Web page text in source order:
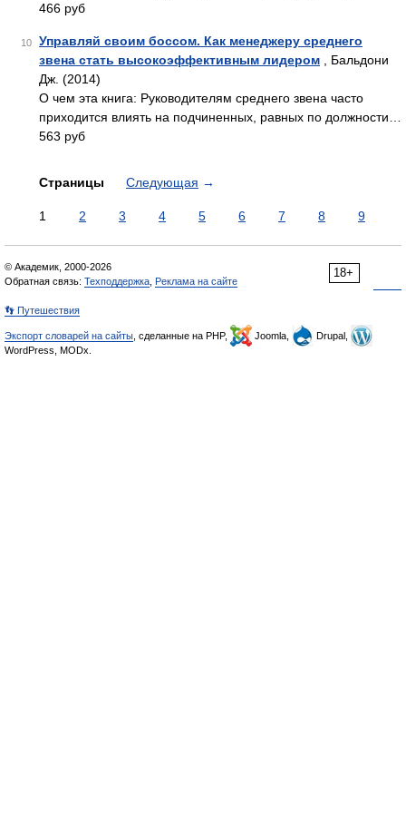
466 руб
10
Управляй своим боссом. Как менеджеру среднего
звена стать высокоэффективным лидером , Бальдони
Дж. (2014)
О чем эта книга: Руководителям среднего звена часто
приходится влиять на подчиненных, равных по должности…
563 руб
Страницы Следующая →
1 2 3 4 5 6 7 8 9
18+
© Академик, 2000-2026
Обратная связь: Техподдержка Реклама на сайте
👣 Путешествия
Экспорт словарей на сайты , сделанные на PHP, Joomla,
Drupal,
WordPress, MODx.